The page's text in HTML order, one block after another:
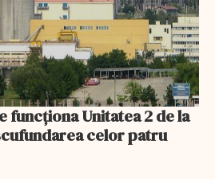
funcționa Unitatea 2 de la
celor patru